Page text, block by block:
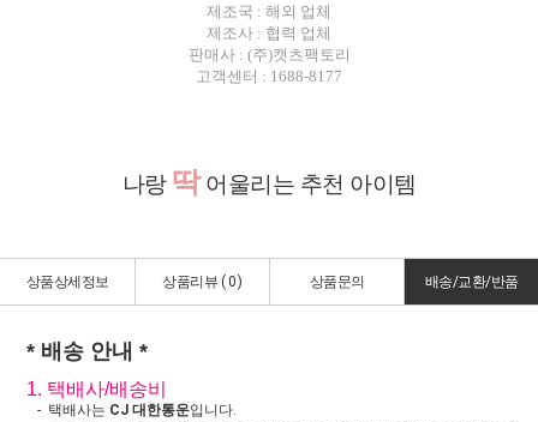
제조국 : 해외 업체
제조사 : 협력 업체
판매사 : (주)캣츠팩토리
고객센터 : 1688-8177
나랑 딱어울리는 추천 아이템
상품상세정보 상품리뷰 (0) 상품문의 배송/교환/반품
* 배송 안내 *
1. 택배사/배송비
- 택배사는 CJ 대한통운입니다.